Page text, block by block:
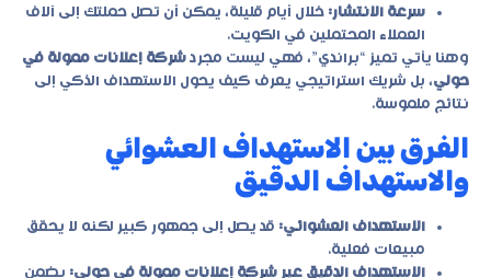
سرعة الانتشار: خلال أيام قليلة، يمكن أن تصل حملتك إلى آلاف
العملاء المحتملين في الكويت.
وهنا يأتي تميز “براندي”، فهي ليست مجرد شركة إعلانات ممولة في
حولي، بل شريك استراتيجي يعرف كيف يحول الاستهداف الذكي إلى
نتائج ملموسة.
الفرق بين الاستهداف العشوائي
والاستهداف الدقيق
الاستهداف العشوائي: قد يصل إلى جمهور كبير لكنه لا يحقق
مبيعات فعلية.
الاستهداف الدقيق عبر شركة إعلانات ممولة في حولي: يضمن